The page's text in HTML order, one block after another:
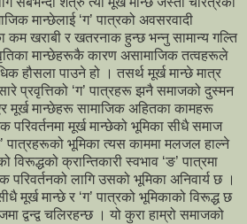
मान्छेलाई ‘ग’ पात्रको अवसरवादी
कम खराबी र खतरनाक हुन्छ भन्नु सामान्य गल्ति
मान्छेहरूकै कारण असामाजिक तत्वहरूले
हौसला पाउने हो । तसर्थ मूर्ख मान्छे मात्र
प्रवृत्तिको ‘ग’ पात्रहरू झनै समाजको दुस्मन
मूर्ख मान्छेहरू सामाजिक अहितका कामहरू
मूर्ख मान्छेको भूमिका सीधै समाज
पात्रहरूको भूमिका त्यस काममा मलजल हाल्ने
विरूद्धको क्रान्तिकारी स्वभाव ‘ङ’ पात्रमा
लागि उसको भूमिका अनिवार्य छ ।
मूर्ख मान्छे र ‘ग’ पात्रको भूमिकाको विरूद्ध छ
द्वन्द्व चलिरहन्छ । यो कुरा हाम्रो समाजको